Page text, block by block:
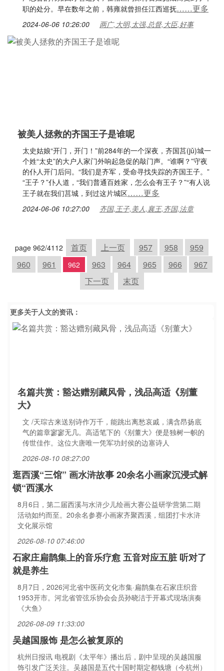
职的处分。早在数年之前，韩雍就曾担任江西巡抚……更多
2024-06-06 10:26:00 两广,大明,太强,总督,大臣,好事
被美人拯救的齐国王子是谁呢
太史姑娘“开门，开门！”前284年的一个深夜，齐国莒(jǔ)城一
个姓“太史”的大户人家门外响起急促的敲门声。“谁啊？”守夜
的仆人开门后问。“我们是齐军，受命寻找失踪的齐国王子。”
“王子？”仆人道，“我们普通百姓家，怎么会有王子？”“有人说
王子就在我们莒城，到过这片城区……更多
2024-06-06 10:27:00 齐国,王子,美人,襄王,齐国,法章
page 962/4112 首页 上一页 957 958
959
960
961 962 963 964 965 966
967
下一页
末页
更多关于人文的资讯：
名篇共赏：豁达赠别藏风骨，浅品高适《别董
大》
文 /天琮古来送别诗作万千，能跳出离愁哀戚，满含昂扬底
气的篇章寥寥无几。高适笔下的《别董大》便是独树一帜的
传世佳作。这位大唐唯一凭军功封侯的边塞诗人
2026-08-10 08:27:00
逛西溪“三馆” 画水浒故事 20余名小画家沉浸式解
锁“西溪水
8月6日，第二届西溪与水浒少儿绘画大赛公益研学营第二期
活动如约而至。20余名参赛小画家齐聚西溪，组团打卡水浒
文化展示馆
2026-08-10 07:46:00
石家庄扁鹊集上的音乐疗愈 五音对应五脏 听对了
就是养生
8月7日，2026河北省中医药文化市集·扁鹊集在石家庄织音
1953开市。河北省管弦乐协会会员孙晓洁于开幕式现场演奏
《大鱼》
2026-08-09 11:33:00
吴越国服饰 是怎么被复原的
杭州日报讯 电视剧《太平年》播出后，剧中呈现的吴越国服
饰引发广泛关注。吴越国是五代十国时期定都钱塘（今杭州）